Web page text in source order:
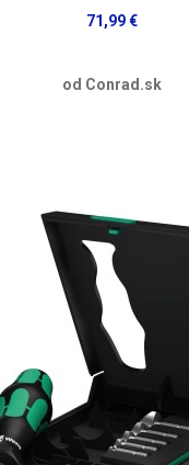
71,99 €
od Conrad.sk